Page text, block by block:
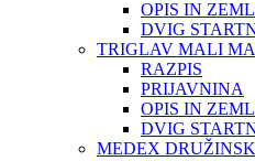
OPIS IN
DVIG
TRIGLAV MALI
RAZPIS
PRIJAVNINA
OPIS IN
DVIG
MEDEX